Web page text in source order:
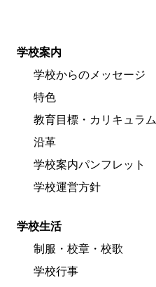
学校案内
学校からのメッセージ
特色
教育目標・カリキュラム
沿革
学校案内パンフレット
学校運営方針
学校生活
制服・校章・校歌
学校行事